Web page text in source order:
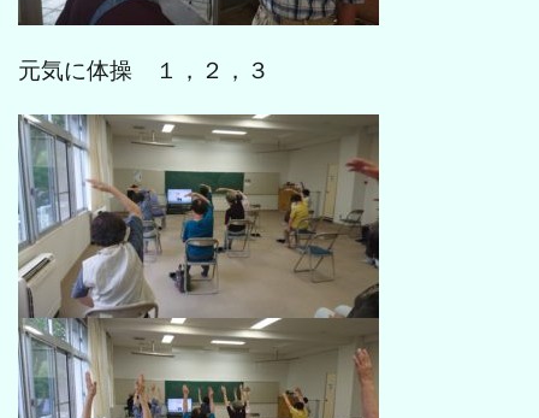
元気に体操 １，２，３